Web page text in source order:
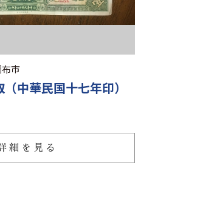
市
中華民国十七年印）
細を見る